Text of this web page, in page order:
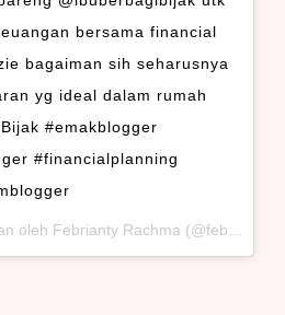
bersama financial
bagaiman sih seharusnya
yg ideal dalam rumah
#emakblogger
#financialplanning